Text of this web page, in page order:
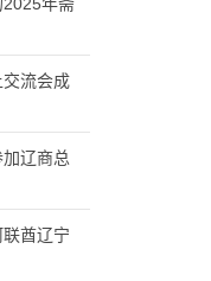
流会成
辽商总
酋辽宁